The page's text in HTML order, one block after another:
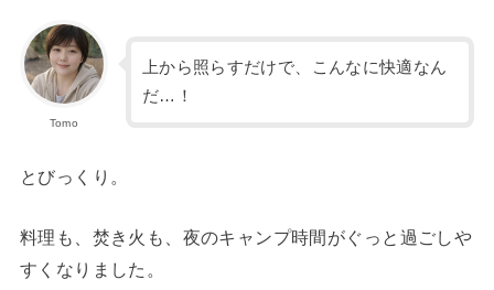
Tomo
上から照らすだけで、こんなに快適なん
だ…！
とびっくり。
料理も、焚き火も、夜のキャンプ時間がぐっと過ごしや
すくなりました。